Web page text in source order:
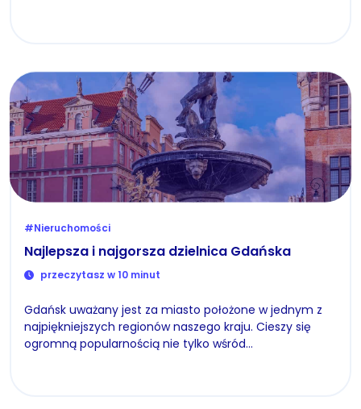
#Nieruchomości
Najlepsza i najgorsza dzielnica Gdańska
przeczytasz w 10 minut
Gdańsk uważany jest za miasto położone w jednym z
najpiękniejszych regionów naszego kraju. Cieszy się
ogromną popularnością nie tylko wśród…